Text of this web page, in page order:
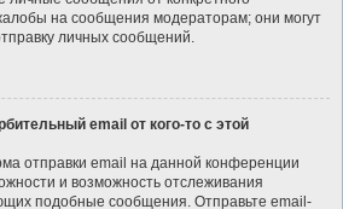
на сообщения модераторам; они могут
личных сообщений.
email от кого-то с этой
отправки email на данной конференции
и возможность отслеживания
подобные сообщения. Отправьте email-